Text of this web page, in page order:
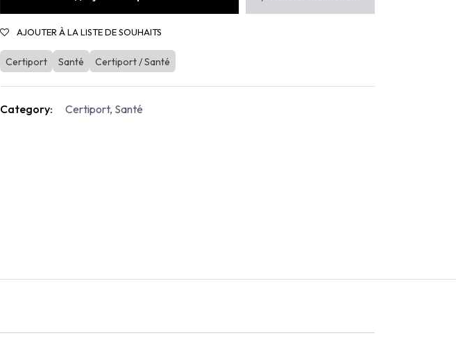
AJOUTER À LA LISTE DE SOUHAITS
Certiport Santé Certiport / Santé
Category: Certiport, Santé